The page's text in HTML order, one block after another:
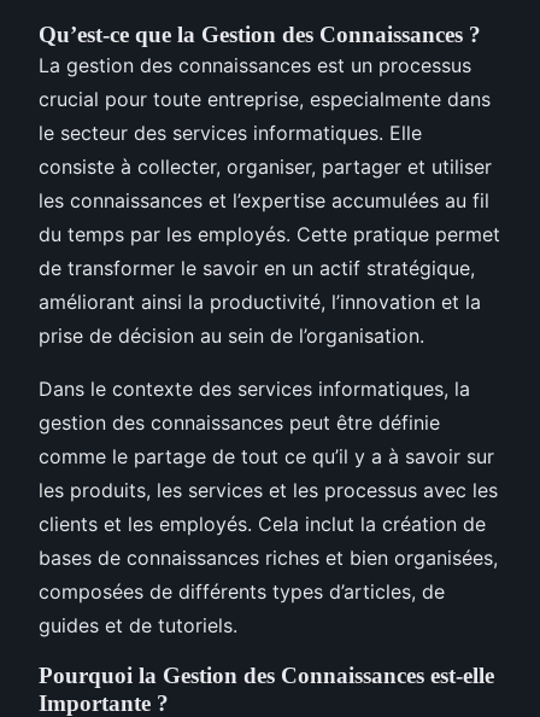
Qu’est-ce que la Gestion des Connaissances ?
La gestion des connaissances est un processus
crucial pour toute entreprise, especialmente dans
le secteur des services informatiques. Elle
consiste à collecter, organiser, partager et utiliser
les connaissances et l’expertise accumulées au fil
du temps par les employés. Cette pratique permet
de transformer le savoir en un actif stratégique,
améliorant ainsi la productivité, l’innovation et la
prise de décision au sein de l’organisation.
Dans le contexte des services informatiques, la
gestion des connaissances peut être définie
comme le partage de tout ce qu’il y a à savoir sur
les produits, les services et les processus avec les
clients et les employés. Cela inclut la création de
bases de connaissances riches et bien organisées,
composées de différents types d’articles, de
guides et de tutoriels.
Pourquoi la Gestion des Connaissances est-elle
Importante ?